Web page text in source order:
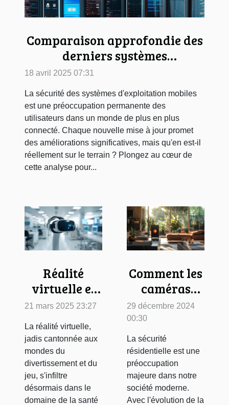
Comparaison approfondie des
derniers systèmes
d'exploitation mobiles en
termes de sécurité
18 avril 2025 07:31
La sécurité des systèmes d'exploitation mobiles
est une préoccupation permanente des
utilisateurs dans un monde de plus en plus
connecté. Chaque nouvelle mise à jour promet
des améliorations significatives, mais qu'en est-il
réellement sur le terrain ? Plongez au cœur de
cette analyse pour...
Réalité
virtuelle et
traitement
de la douleur
étude des
dernières
avancées et
applications
pratiques
21 mars 2025 23:27
La réalité virtuelle,
jadis cantonnée aux
mondes du
divertissement et du
jeu, s'infiltre
désormais dans le
domaine de la santé
Comment les
caméras
espion
peuvent
améliorer la
sécurité de
votre
domicile
29 décembre 2024
00:30
La sécurité
résidentielle est une
préoccupation
majeure dans notre
société moderne.
Avec l'évolution de la